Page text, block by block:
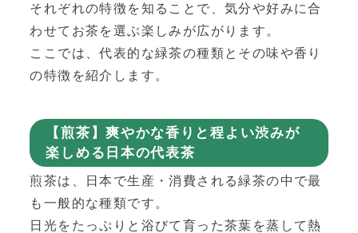
それぞれの特徴を知ることで、気分や好みに合
わせてお茶を選ぶ楽しみが広がります。
ここでは、代表的な緑茶の種類とその味や香り
の特徴を紹介します。
【煎茶】爽やかな香りと程よい渋みが
楽しめる日本の代表茶
煎茶は、日本で生産・消費される緑茶の中で最
も一般的な種類です。
日光をたっぷりと浴びて育った茶葉を蒸して熱